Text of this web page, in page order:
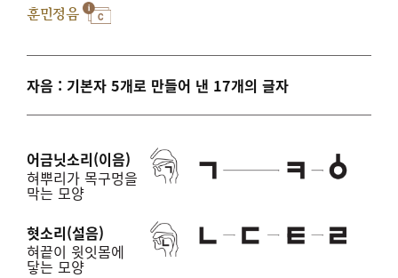
훈민정음
자음 : 기본자 5개로 만들어 낸 17개의 글자
어금닛소리(이음)
혀뿌리가 목구멍을
막는 모양
혓소리(설음)
혀끝이 윗잇몸에
닿는 모양